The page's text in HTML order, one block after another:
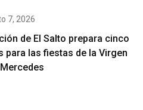
7, 2026
de El Salto prepara cinco
para las fiestas de la Virgen